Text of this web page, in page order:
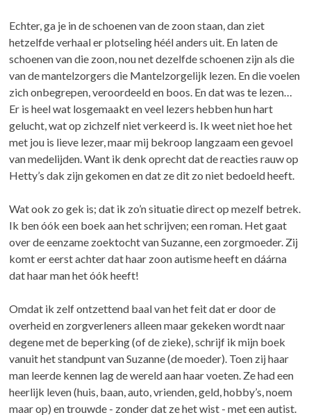
Echter, ga je in de schoenen van de zoon staan, dan ziet
hetzelfde verhaal er plotseling héél anders uit. En laten de
schoenen van die zoon, nou net dezelfde schoenen zijn als die
van de mantelzorgers die Mantelzorgelijk lezen. En die voelen
zich onbegrepen, veroordeeld en boos. En dat was te lezen…
Er is heel wat losgemaakt en veel lezers hebben hun hart
gelucht, wat op zichzelf niet verkeerd is. Ik weet niet hoe het
met jou is lieve lezer, maar mij bekroop langzaam een gevoel
van medelijden. Want ik denk oprecht dat de reacties rauw op
Hetty’s dak zijn gekomen en dat ze dit zo niet bedoeld heeft.
Wat ook zo gek is; dat ik zo’n situatie direct op mezelf betrek.
Ik ben óók een boek aan het schrijven; een roman. Het gaat
over de eenzame zoektocht van Suzanne, een zorgmoeder. Zij
komt er eerst achter dat haar zoon autisme heeft en dáárna
dat haar man het óók heeft!
Omdat ik zelf ontzettend baal van het feit dat er door de
overheid en zorgverleners alleen maar gekeken wordt naar
degene met de beperking (of de zieke), schrijf ik mijn boek
vanuit het standpunt van Suzanne (de moeder). Toen zij haar
man leerde kennen lag de wereld aan haar voeten. Ze had een
heerlijk leven (huis, baan, auto, vrienden, geld, hobby’s, noem
maar op) en trouwde - zonder dat ze het wist - met een autist.